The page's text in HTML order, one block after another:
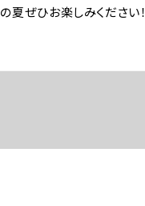
夏ぜひお楽しみください！